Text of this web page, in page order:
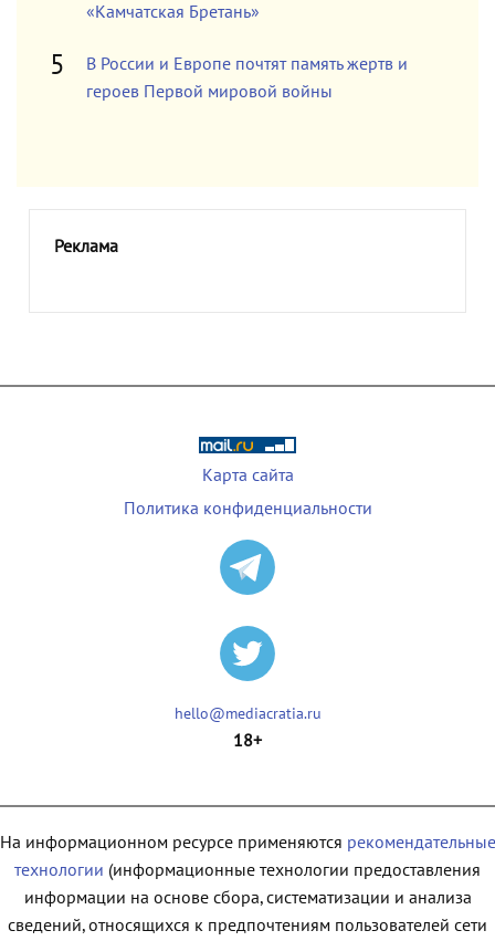
«Камчатская Бретань»
В России и Европе почтят память жертв и
героев Первой мировой войны
Реклама
Карта сайта
Политика конфиденциальности
hello@mediacratia.ru
18+
На информационном ресурсе применяются рекомендательные
технологии (информационные технологии предоставления
информации на основе сбора, систематизации и анализа
сведений, относящихся к предпочтениям пользователей сети